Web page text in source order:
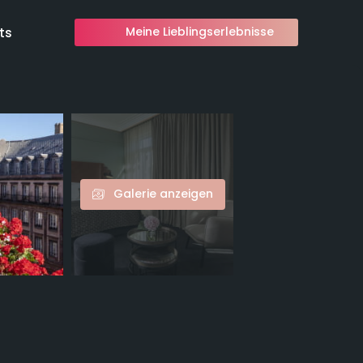
Meine Lieblingserlebnisse
Galerie anzeigen